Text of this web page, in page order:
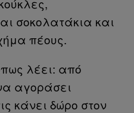
σοκολατάκια και
πέους.
λέει: από
αγοράσει
κάνει δώρο στον